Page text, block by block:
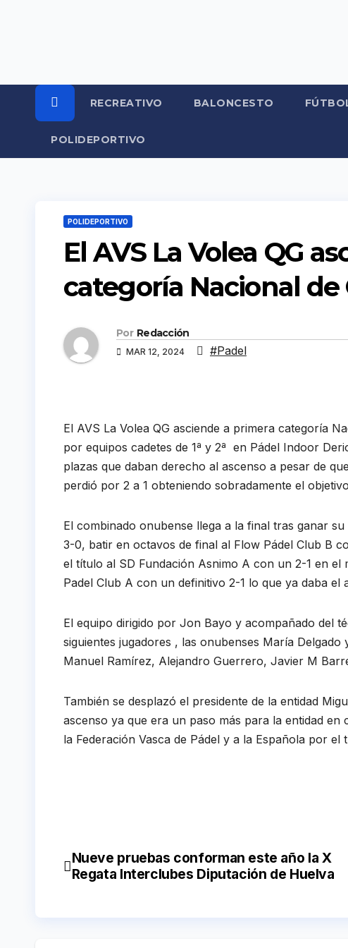
RECREATIVO BALONCESTO
POLIDEPORTIVO
POLIDEPORTIVO
El AVS La Volea QG
categoría Nacional de
Por Redacción
MAR 12, 2024 #Padel
El AVS La Volea QG asciende a primera categoría
por equipos cadetes de 1ª y 2ª en Pádel Indoor
plazas que daban derecho al ascenso a pesar de
perdió por 2 a 1 obteniendo sobradamente el
El combinado onubense llega a la final tras ganar
3-0, batir en octavos de final al Flow Pádel Club B
el título al SD Fundación Asnimo A con un 2-1 en
Padel Club A con un definitivo 2-1 lo que ya daba el
El equipo dirigido por Jon Bayo y acompañado del
siguientes jugadores , las onubenses María
Manuel Ramírez, Alejandro Guerrero, Javier M
También se desplazó el presidente de la entidad
ascenso ya que era un paso más para la entidad
la Federación Vasca de Pádel y a la Española por
Navegación
Nueve pruebas conforman este año la X
Regata Interclubes Diputación de Huelva